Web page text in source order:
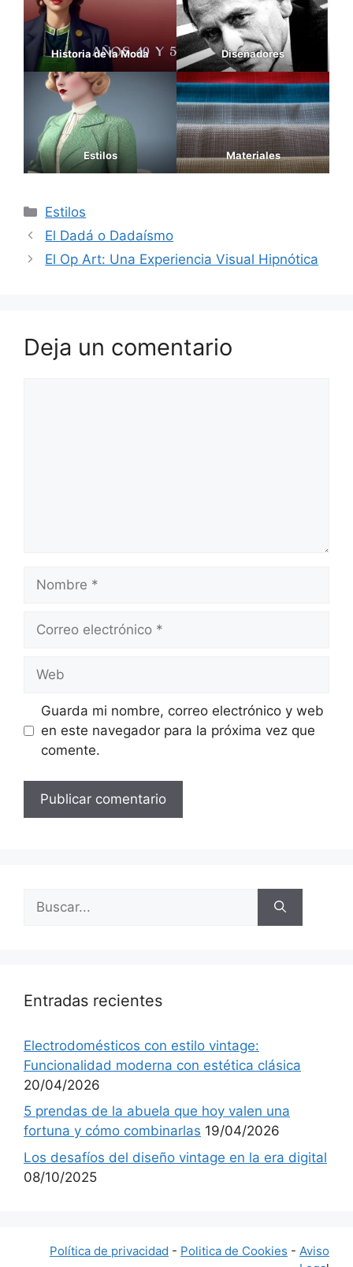
Historia de la Moda Diseñadores
Estilos Materiales
Categorías
Estilos
El Dadá o Dadaísmo
El Op Art: Una Experiencia Visual Hipnótica
Deja un comentario
Nombre
Correo
Web
Guarda mi nombre, correo electrónico y web
en este navegador para la próxima vez que
comente.
Entradas recientes
Electrodomésticos con estilo vintage:
Funcionalidad moderna con estética clásica
20/04/2026
5 prendas de la abuela que hoy valen una
fortuna y cómo combinarlas 19/04/2026
Los desafíos del diseño vintage en la era digital
08/10/2025
Política de privacidad - Politica de Cookies - Aviso